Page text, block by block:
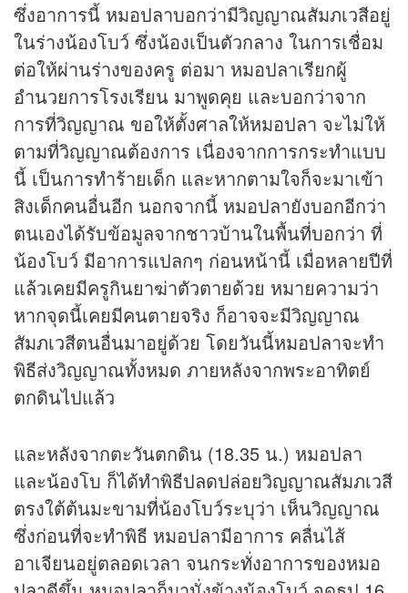
ซึ่งอาการนี้ หมอปลาบอกว่ามีวิญญาณสัมภเวสีอยู่
ในร่างน้องโบว์ ซึ่งน้องเป็นตัวกลาง ในการเชื่อม
ต่อให้ผ่านร่างของครู ต่อมา หมอปลาเรียกผู้
อำนวยการโรงเรียน มาพูดคุย และบอกว่าจาก
การที่วิญญาณ ขอให้ตั้งศาลให้หมอปลา จะไม่ให้
ตามที่วิญญาณต้องการ เนื่องจากการกระทำแบบ
นี้ เป็นการทำร้ายเด็ก และหากตามใจก็จะมาเข้า
สิงเด็กคนอื่นอีก นอกจากนี้ หมอปลายังบอกอีกว่า
ตนเองได้รับข้อมูลจากชาวบ้านในพื้นที่บอกว่า ที่
น้องโบว์ มีอาการแปลกๆ ก่อนหน้านี้ เมื่อหลายปีที่
แล้วเคยมีครูกินยาฆ่าตัวตายด้วย หมายความว่า
หากจุดนี้เคยมีคนตายจริง ก็อาจจะมีวิญญาณ
สัมภเวสีตนอื่นมาอยู่ด้วย โดยวันนี้หมอปลาจะทำ
พิธีส่งวิญญาณทั้งหมด ภายหลังจากพระอาทิตย์
ตกดินไปแล้ว
และหลังจากตะวันตกดิน (18.35 น.) หมอปลา
และน้องโบ ก็ได้ทำพิธีปลดปล่อยวิญญาณสัมภเวสี
ตรงใต้ต้นมะขามที่น้องโบว์ระบุว่า เห็นวิญญาณ
ซึ่งก่อนที่จะทำพิธี หมอปลามีอาการ คลื่นไส้
อาเจียนอยู่ตลอดเวลา จนกระทั่งอาการของหมอ